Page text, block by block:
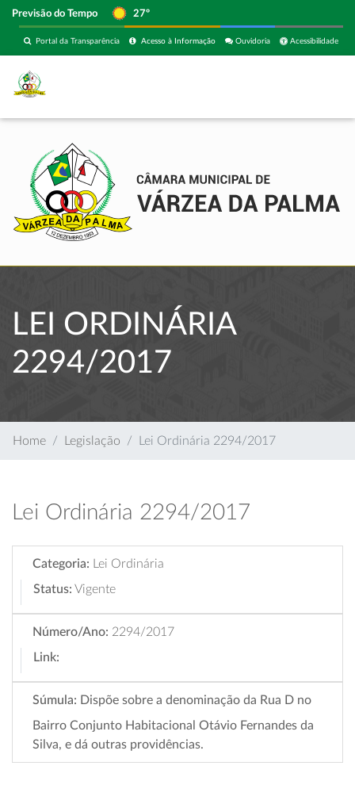
Previsão do Tempo 27º
Acessibilidade
Ouvidoria
Acesso à Informação
Portal da Transparência
LEI ORDINÁRIA
2294/2017
Home Legislação Lei Ordinária 2294/2017
Lei Ordinária 2294/2017
Categoria:
Lei Ordinária
Status: Vigente
Número/Ano: 2294/2017
Link:
Súmula: Dispõe sobre a denominação da Rua D no
Bairro Conjunto Habitacional Otávio Fernandes da
Silva, e dá outras providências.